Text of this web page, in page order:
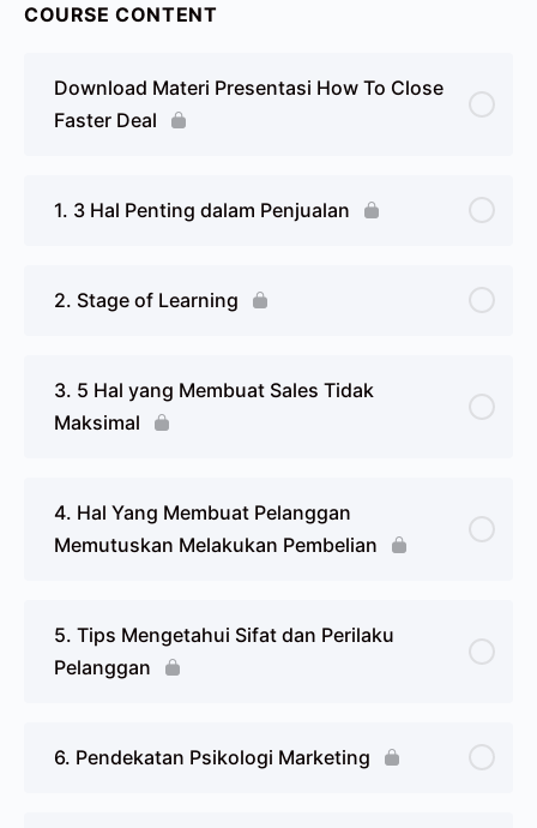
COURSE CONTENT
Download Materi Presentasi How To Close
Faster Deal
1. 3 Hal Penting dalam Penjualan
2. Stage of Learning
3. 5 Hal yang Membuat Sales Tidak
Maksimal
4. Hal Yang Membuat Pelanggan
Memutuskan Melakukan Pembelian
5. Tips Mengetahui Sifat dan Perilaku
Pelanggan
6. Pendekatan Psikologi Marketing